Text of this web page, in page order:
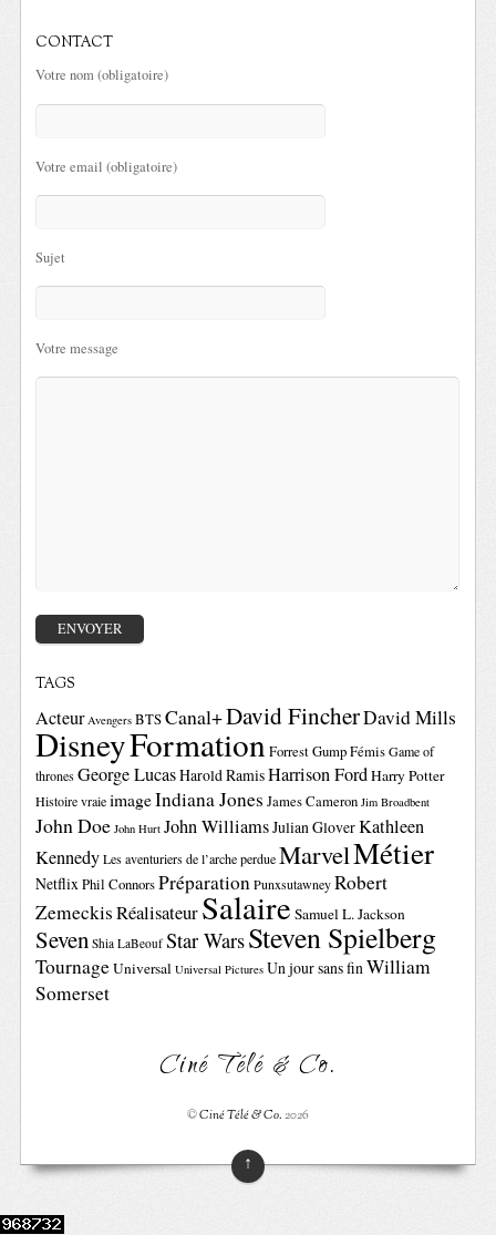
CONTACT
Votre nom (obligatoire)
Votre email (obligatoire)
Sujet
Votre message
TAGS
Acteur Avengers BTSCanal+David FincherDavid Mills
DisneyFormationForrest GumpFémis Game of
thrones George LucasHarold RamisHarrison FordHarry Potter
Histoire vraie imageIndiana Jones James Cameron Jim Broadbent
John Doe John Hurt John WilliamsJulian GloverKathleen
Kennedy Les aventuriers de l’arche perdue MarvelMétier
NetflixPhil ConnorsPréparation Punxsutawney Robert
ZemeckisRéalisateurSalaire Samuel L. Jackson
Seven Shia LaBeouf Star WarsSteven Spielberg
TournageUniversal Universal Pictures Un jour sans finWilliam
Somerset
Ciné Télé & Co.
©Ciné Télé & Co.2026
↑